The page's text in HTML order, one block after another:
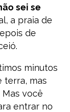
sei se
a praia de
de
minutos
terra, mas
você
entrar no